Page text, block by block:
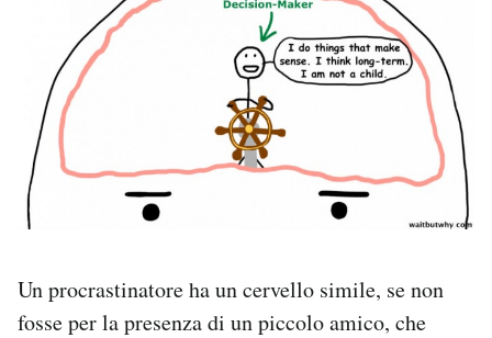
Un procrastinatore ha un cervello simile, se non
fosse per la presenza di un piccolo amico, che